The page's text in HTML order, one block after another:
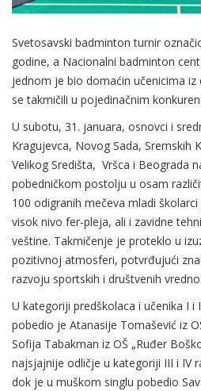
Svetosavski badminton turnir
godine, a Nacionalni badminton
jednom je bio domaćin učenicima
se takmičili u pojedinačnim
U subotu, 31. januara, osnovci i
Kragujevca, Novog Sada, Sremskih
Velikog Središta, Vršca i Beograda
pobedničkom postolju u osam
100 odigranih mečeva mladi
visok nivo fer-pleja, ali i zavidne
veštine. Takmičenje je proteklo u
pozitivnoj atmosferi, potvrđujući
razvoju sportskih i društvenih
U kategoriji predškolaca i učenika I i
pobedio je Atanasije Tomašević iz
Sofija Tabakman iz OŠ „Ruđer
najsjajnije odličje u kategoriji III i IV
dok je u muškom singlu pobedio